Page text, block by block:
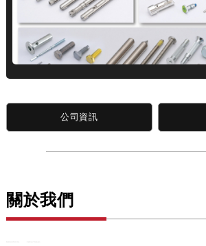
公司資訊
關於我們